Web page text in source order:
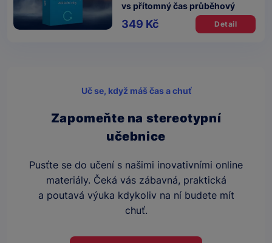
vs přítomný čas průběhový
349 Kč Detail
Uč se, když máš čas a chuť
Zapomeňte na stereotypní
učebnice
Pusťte se do učení s našimi inovativními online
materiály. Čeká vás zábavná, praktická
a poutavá výuka kdykoliv na ní budete mít
chuť.